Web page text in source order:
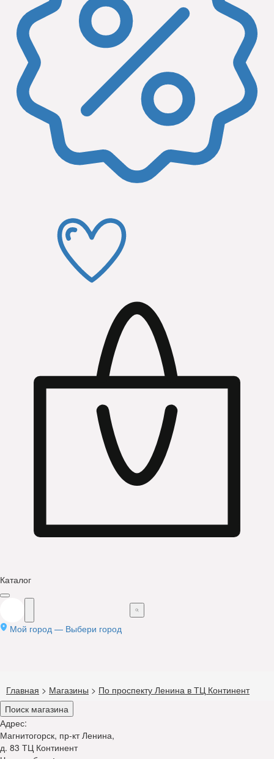
Каталог
Мой город — Выбери город
Главная > Магазины > По проспекту Ленина в ТЦ Континент
Поиск магазина
Адрес:
Магнитогорск, пр-кт Ленина,
д. 83 ТЦ Континент